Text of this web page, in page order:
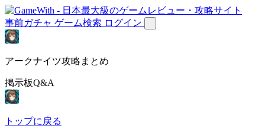
事前ガチャ ゲーム検索 ログイン
アークナイツ攻略まとめ
掲示板Q&A
トップに戻る